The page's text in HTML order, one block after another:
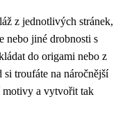
z jednotlivých stránek,
nebo jiné drobnosti s
do origami nebo z
troufáte na náročnější
motivy a vytvořit tak